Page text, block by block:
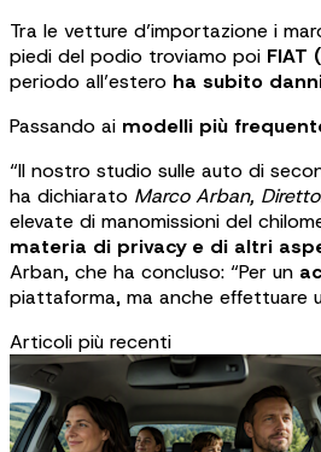
Tra le vetture d’importazione i
piedi del podio troviamo poi FIAT
periodo all’estero ha subito
Passando ai modelli più
“Il nostro studio sulle auto di
ha dichiarato Marco Arban,
elevate di manomissioni del
materia di privacy e di altri
Arban, che ha concluso: “Per un
piattaforma, ma anche effettuare
Articoli più recenti